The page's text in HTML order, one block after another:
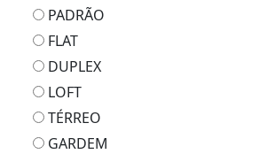
PADRÃO
FLAT
DUPLEX
LOFT
TÉRREO
GARDEM